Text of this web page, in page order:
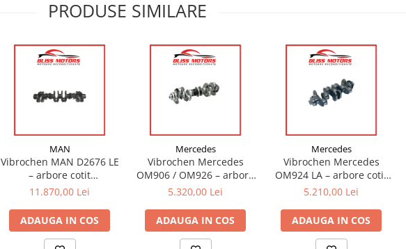
PRODUSE SIMILARE
MAN
Vibrochen MAN D2676 LE
– arbore cotit
51021010801 pentru MAN
compatibil
11.870,00 Lei
ADAUGA IN COS
Mercedes
Vibrochen Mercedes
OM906 / OM926 – arbore
cotit 9060300602 pentru
5.320,00 Lei
ADAUGA IN COS
Mercedes
Vibrochen Mercedes
OM924 LA – arbore cotit
9240300002 pentru
5.210,00 Lei
ADAUGA IN COS